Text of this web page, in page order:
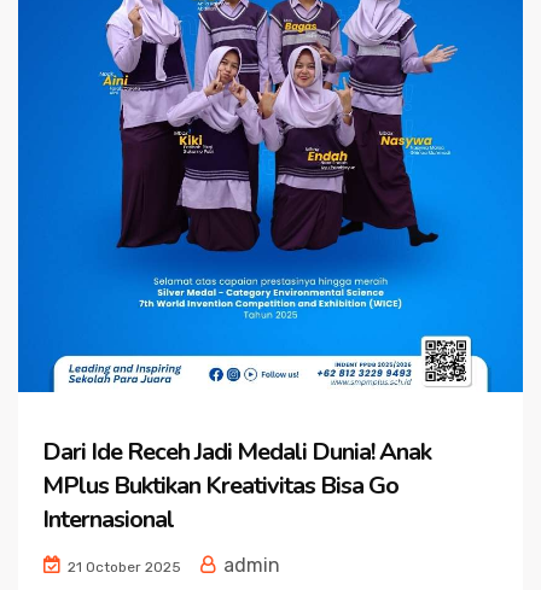
Dari Ide Receh Jadi Medali Dunia! Anak
MPlus Buktikan Kreativitas Bisa Go
Internasional
21 October 2025
admin